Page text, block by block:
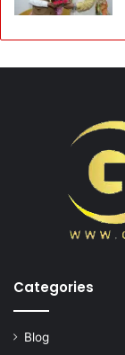
Categories
Blog